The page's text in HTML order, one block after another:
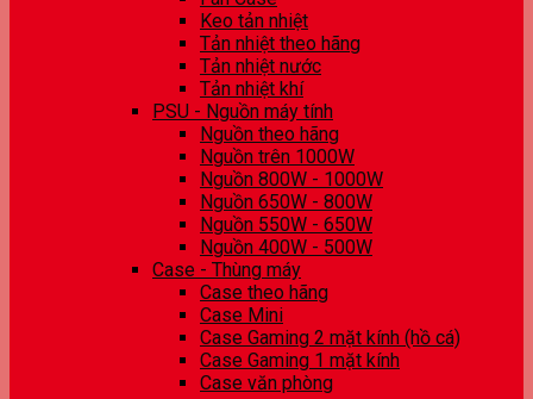
Keo tản nhiệt
Tản nhiệt theo hãng
Tản nhiệt nước
Tản nhiệt khí
PSU - Nguồn máy tính
Nguồn theo hãng
Nguồn trên 1000W
Nguồn 800W - 1000W
Nguồn 650W - 800W
Nguồn 550W - 650W
Nguồn 400W - 500W
Case - Thùng máy
Case theo hãng
Case Mini
Case Gaming 2 mặt kính (hồ cá)
Case Gaming 1 mặt kính
Case văn phòng